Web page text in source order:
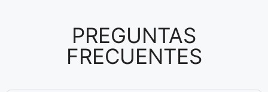
PREGUNTAS
FRECUENTES